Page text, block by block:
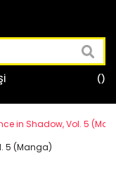
in Shadow, Vol. 5